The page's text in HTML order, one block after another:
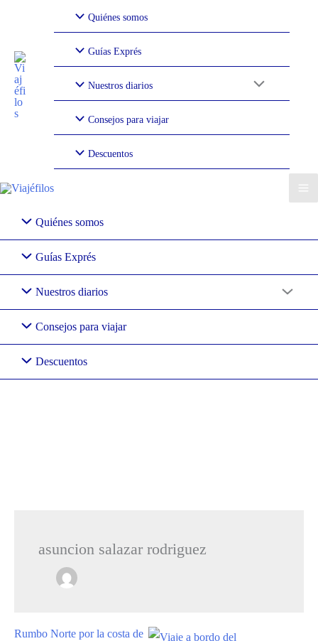
contenido
Quiénes somos
Guías Exprés
Nuestros diarios
Consejos para viajar
Descuentos
Quiénes somos
Guías Exprés
Nuestros diarios
Consejos para viajar
Descuentos
asuncion salazar rodriguez
Rumbo Norte por la costa de